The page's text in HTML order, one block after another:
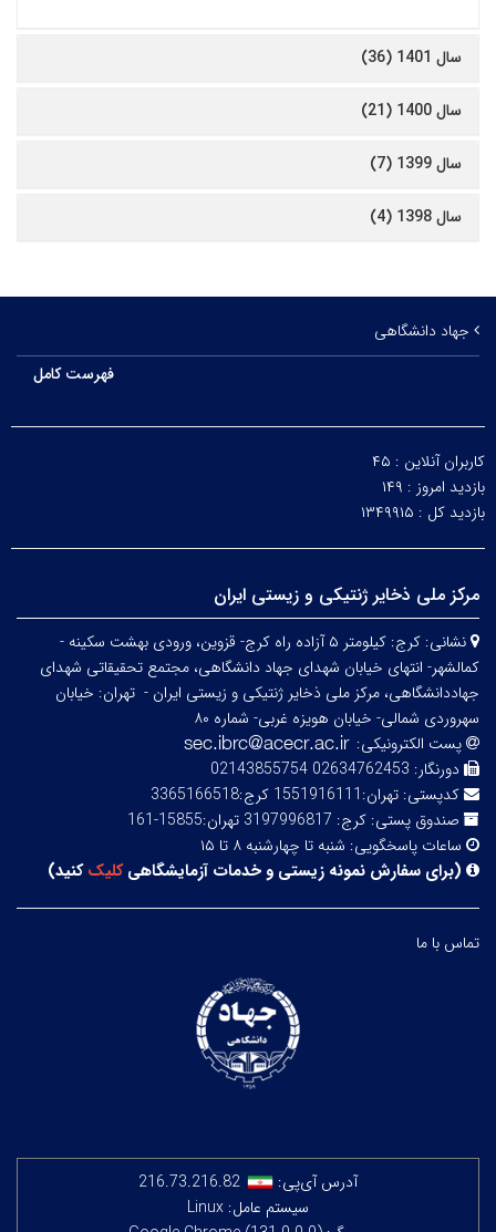
سال 1401 (36)
سال 1400 (21)
سال 1399 (7)
سال 1398 (4)
جهاد دانشگاهی
فهرست کامل
کاربران آنلاین : ۴۵
بازدید امروز : ۱۴۹
بازدید کل : ۱۳۴۹۹۱۵
مرکز ملی ذخایر ژنتیکی و زیستی ایران
نشانی:
کرج: کیلومتر ۵ آزاده راه کرج- قزوین، ورودی بهشت سکینه -
کمالشهر- انتهای خیابان شهدای جهاد دانشگاهی، مجتمع تحقیقاتی شهدای
جهاددانشگاهی، مرکز ملی ذخایر ژنتیکی و زیستی ایران - تهران: خیابان
سهروردی شمالی- خیابان هویزه غربی- شماره ۸۰
پست الکترونیکی:
دورنگار: 02634762453 02143855754
کدپستی: تهران:1551916111 کرج:3365166518
صندوق پستی: کرج: 3197996817 تهران:15855-161
ساعات پاسخگویی: شنبه تا چهارشنبه ۸ تا ۱۵
(برای سفارش نمونه زیستی و خدمات آزمایشگاهیکلیککنید)
تماس با ما
آدرس آی‌پی:
216.73.216.82
سیستم عامل: Linux